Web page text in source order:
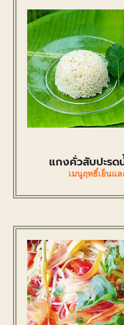
แกงคั่วสับปะรด
เมนูฤทธิ์เย็นแ